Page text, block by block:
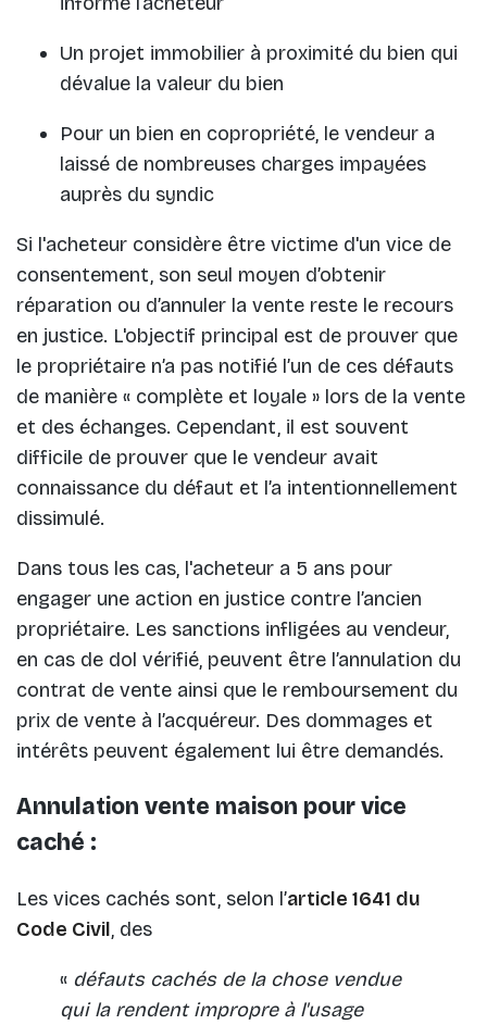
Un projet immobilier à proximité du bien qui
dévalue la valeur du bien
Pour un bien en copropriété, le vendeur a
laissé de nombreuses charges impayées
auprès du syndic
Si l'acheteur considère être victime d'un vice de
consentement, son seul moyen d’obtenir
réparation ou d’annuler la vente reste le recours
en justice. L'objectif principal est de prouver que
le propriétaire n’a pas notifié l’un de ces défauts
de manière « complète et loyale » lors de la vente
et des échanges. Cependant, il est souvent
difficile de prouver que le vendeur avait
connaissance du défaut et l’a intentionnellement
dissimulé.
Dans tous les cas, l'acheteur a 5 ans pour
engager une action en justice contre l’ancien
propriétaire. Les sanctions infligées au vendeur,
en cas de dol vérifié, peuvent être l’annulation du
contrat de vente ainsi que le remboursement du
prix de vente à l’acquéreur. Des dommages et
intérêts peuvent également lui être demandés.
Annulation vente maison pour vice
caché :
Les vices cachés sont, selon l’article 1641 du
Code Civil, des
« défauts cachés de la chose vendue
qui la rendent impropre à l'usage